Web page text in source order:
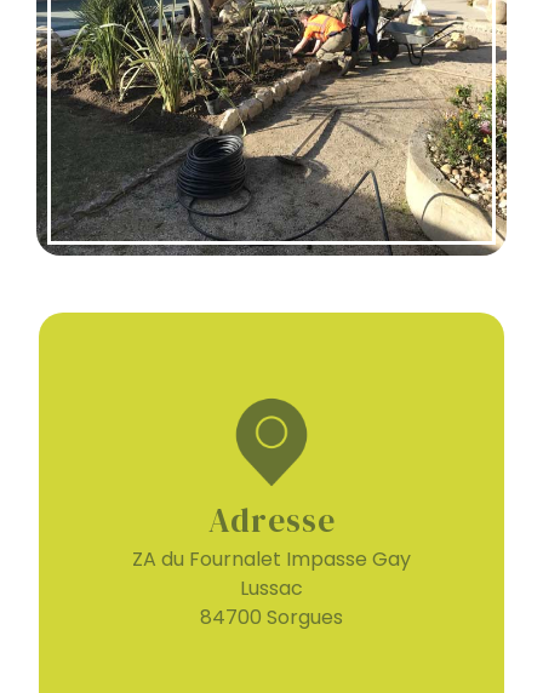
Adresse
ZA du Fournalet Impasse Gay
Lussac
84700 Sorgues